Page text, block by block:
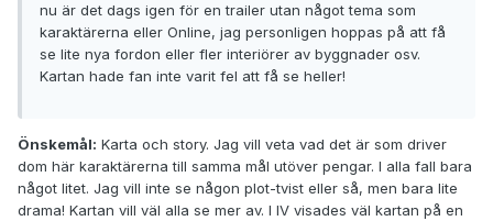
nu är det dags igen för en trailer utan något tema som
karaktärerna eller Online, jag personligen hoppas på att få
se lite nya fordon eller fler interiörer av byggnader osv.
Kartan hade fan inte varit fel att få se heller!
Önskemål: Karta och story. Jag vill veta vad det är som driver
dom här karaktärerna till samma mål utöver pengar. I alla fall bara
något litet. Jag vill inte se någon plot-tvist eller så, men bara lite
drama! Kartan vill väl alla se mer av. I IV visades väl kartan på en